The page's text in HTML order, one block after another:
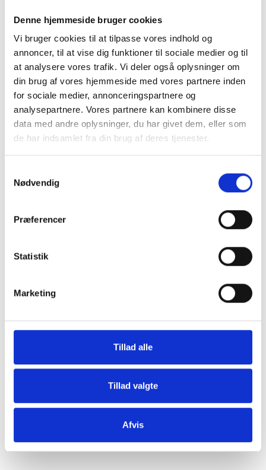
Denne hjemmeside bruger cookies
Vi bruger cookies til at tilpasse vores indhold og
annoncer, til at vise dig funktioner til sociale medier og til
at analysere vores trafik. Vi deler også oplysninger om
din brug af vores hjemmeside med vores partnere inden
for sociale medier, annonceringspartnere og
analysepartnere. Vores partnere kan kombinere disse
data med andre oplysninger, du har givet dem, eller som
de har indsamlet fra din brug af deres tjenester.
Nødvendig
Præferencer
Statistik
Marketing
Tillad alle
Tillad valgte
Afvis
hvilket er
nødvendigt for at
optimere CMPs
produktlevering.
CookieCo
nsent
www.ido
mel.dk
Gemmer
brugerens cookie-
samtykke-tilstand
domæne.
1 år